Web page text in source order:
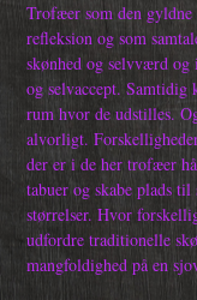
Trofæer som den gyldne
refleksion og som
skønhed og selvværd
og selvaccept.
rum hvor de udstilles.
alvorligt.
der er i de her trofæer
tabuer og skabe plads
størrelser. Hvor
udfordre traditionelle
mangfoldighed på en